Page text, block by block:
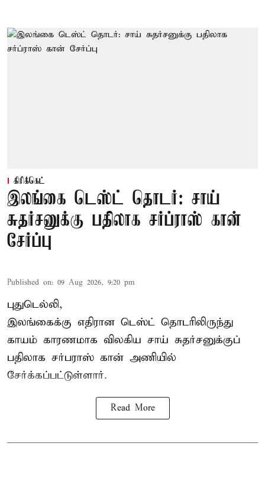
கிரிக்கெட்
இலங்கை டெஸ்ட் தொடர்: சாய்
சுதர்சனுக்கு பதிலாக சர்ப்ராஸ் கான்
சேர்ப்பு
Published on: 09 Aug 2026, 9:20 pm
புதுடெல்லி,
இலங்கைக்கு எதிரான டெஸ்ட் தொடரிலிருந்து
காயம் காரணமாக விலகிய சாய் சுதர்சனுக்குப்
பதிலாக சர்பராஸ் கான் அணியில்
சேர்க்கப்பட்டுள்ளார்.
Read More